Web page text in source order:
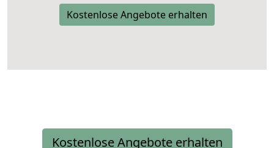
Kostenlose Angebote erhalten
Kostenlose Angebote erhalten